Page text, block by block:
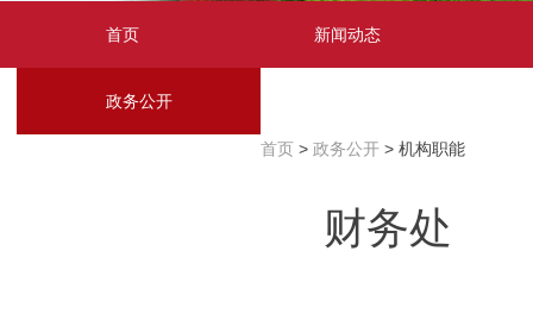
首页 新闻动态
政务公开
首页> 政务公开> 机构职能
财务处